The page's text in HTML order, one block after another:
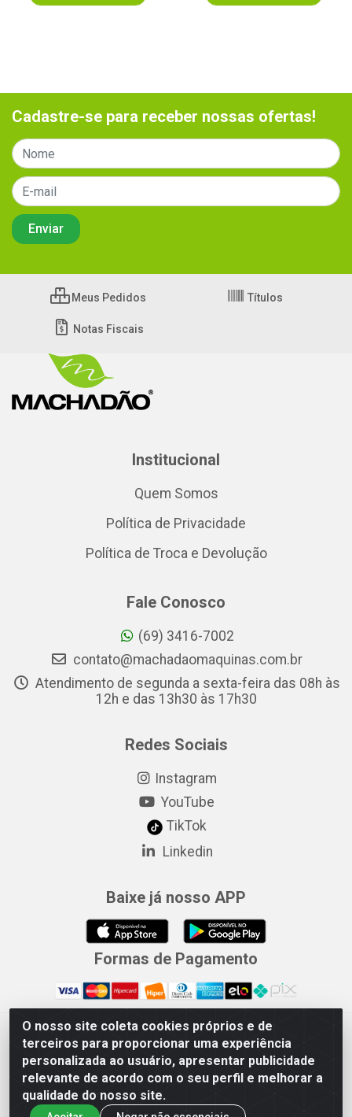
O nosso site coleta cookies próprios e de
terceiros para proporcionar uma experiência
personalizada ao usuário, apresentar publicidade
relevante de acordo com o seu perfil e melhorar a
qualidade do nosso site.
Cadastre-se para receber nossas ofertas!
Meus Pedidos Títulos
Notas Fiscais
Institucional
Quem Somos
Política de Privacidade
Política de Troca e Devolução
Fale Conosco
(69) 3416-7002
contato@machadaomaquinas.com.br
Atendimento de segunda a sexta-feira das 08h às
12h e das 13h30 às 17h30
Redes Sociais
Instagram
YouTube
TikTok
Linkedin
Baixe já nosso APP
Formas de Pagamento
Merconorte Distribuidora de Ferragens Ltda - Avenida Marechal
Rondon, 1571 - Centro, Ji-Paraná/RO - CEP 76.900-121 - CNPJ
10.779.165/000167